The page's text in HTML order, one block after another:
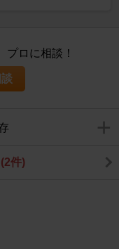
プロに相談！
(2件)